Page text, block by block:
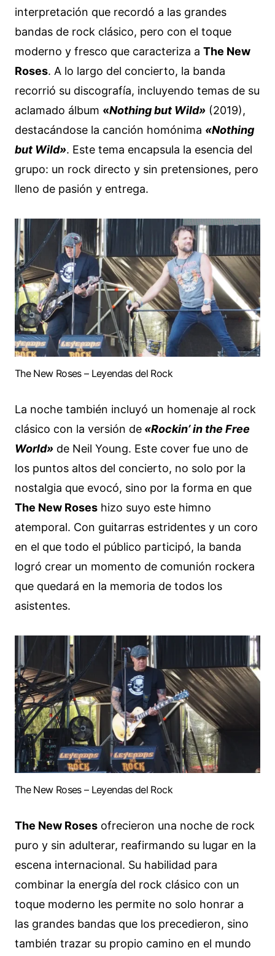
interpretación que recordó a las grandes
bandas de rock clásico, pero con el toque
moderno y fresco que caracteriza a The New
Roses. A lo largo del concierto, la banda
recorrió su discografía, incluyendo temas de su
aclamado álbum «Nothing but Wild» (2019),
destacándose la canción homónima «Nothing
but Wild». Este tema encapsula la esencia del
grupo: un rock directo y sin pretensiones, pero
lleno de pasión y entrega.
The New Roses – Leyendas del Rock
La noche también incluyó un homenaje al rock
clásico con la versión de «Rockin’ in the Free
World» de Neil Young. Este cover fue uno de
los puntos altos del concierto, no solo por la
nostalgia que evocó, sino por la forma en que
The New Roses hizo suyo este himno
atemporal. Con guitarras estridentes y un coro
en el que todo el público participó, la banda
logró crear un momento de comunión rockera
que quedará en la memoria de todos los
asistentes.
The New Roses – Leyendas del Rock
The New Roses ofrecieron una noche de rock
puro y sin adulterar, reafirmando su lugar en la
escena internacional. Su habilidad para
combinar la energía del rock clásico con un
toque moderno les permite no solo honrar a
las grandes bandas que los precedieron, sino
también trazar su propio camino en el mundo